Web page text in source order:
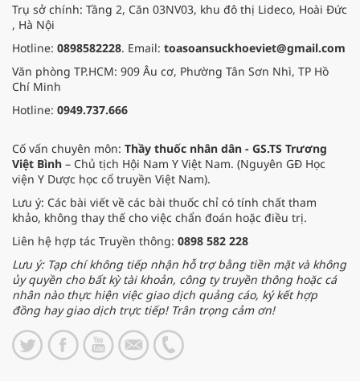
Trụ sở chính: Tầng 2, Căn 03NV03, khu đô thị Lideco, Hoài Đức
, Hà Nội
Hotline: 0898582228. Email: toasoansuckhoeviet@gmail.com
Văn phòng TP.HCM: 909 Âu cơ, Phường Tân Sơn Nhì, TP Hồ
Chí Minh
Hotline: 0949.737.666
Cố vấn chuyên môn: Thầy thuốc nhân dân - GS.TS Trương
Việt Bình – Chủ tịch Hội Nam Y Việt Nam. (Nguyên GĐ Học
viện Y Dược học cổ truyền Việt Nam).
Lưu ý: Các bài viết về các bài thuốc chỉ có tính chất tham
khảo, không thay thế cho việc chẩn đoán hoặc điều trị.
Liên hệ hợp tác Truyền thông: 0898 582 228
Lưu ý: Tạp chí không tiếp nhận hỗ trợ bằng tiền mặt và không
ủy quyền cho bất kỳ tài khoản, công ty truyền thông hoặc cá
nhân nào thực hiện việc giao dịch quảng cáo, ký kết hợp
đồng hay giao dịch trực tiếp! Trân trọng cảm ơn!